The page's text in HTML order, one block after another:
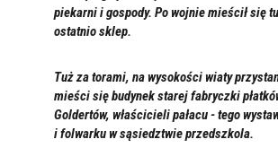
piekarni i gospody. Po wojnie mieścił się
ostatnio sklep.
Tuż za torami, na wysokości wiaty
mieści się budynek starej fabryczki
Goldertów, właścicieli pałacu - tego
i folwarku w sąsiedztwie przedszkola.